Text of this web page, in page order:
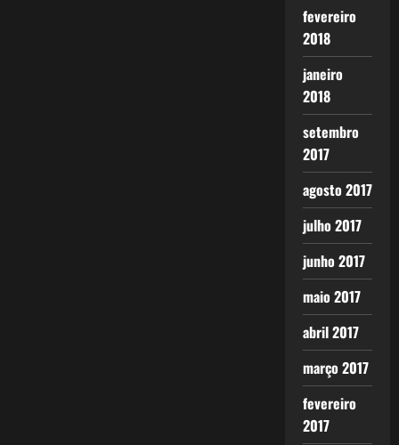
fevereiro
2018
janeiro
2018
setembro
2017
agosto 2017
julho 2017
junho 2017
maio 2017
abril 2017
março 2017
fevereiro
2017